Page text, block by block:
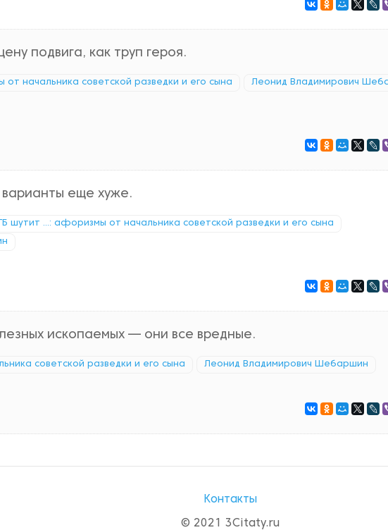
подвига, как труп героя.
от начальника советской разведки и его сына Леонид Владимирович
еще хуже.
шутит ...: афоризмы от начальника советской разведки и его сына
ископаемых — они все вредные.
советской разведки и его сына Леонид Владимирович Шебаршин
Контакты
© 2021 3Citaty.ru